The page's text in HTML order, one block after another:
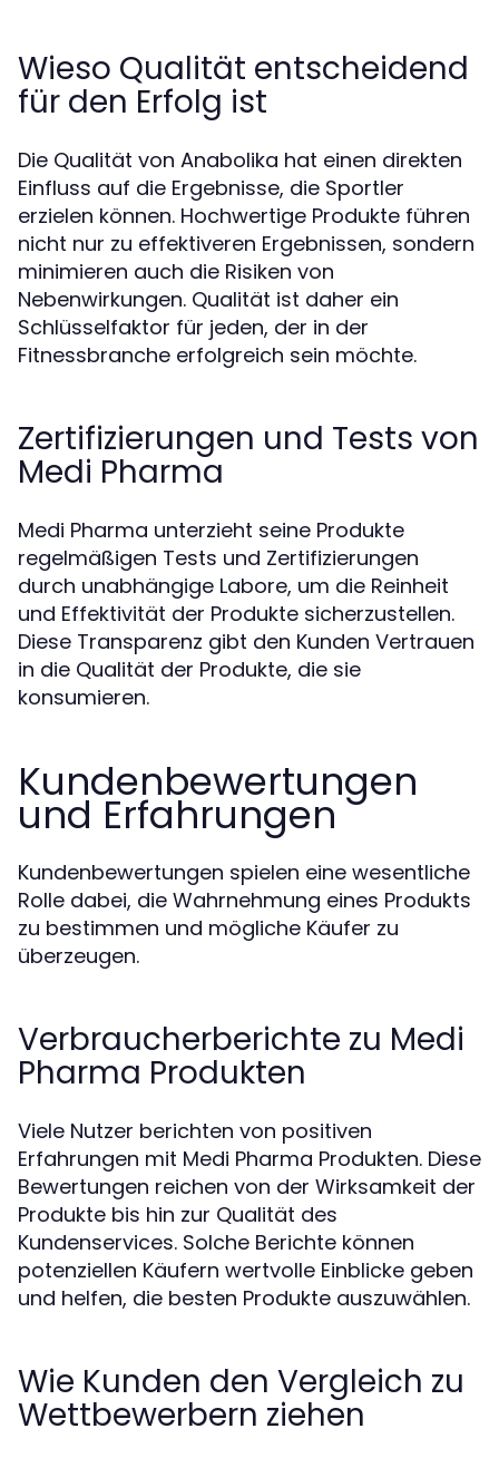
Wieso Qualität entscheidend
für den Erfolg ist
Die Qualität von Anabolika hat einen direkten
Einfluss auf die Ergebnisse, die Sportler
erzielen können. Hochwertige Produkte führen
nicht nur zu effektiveren Ergebnissen, sondern
minimieren auch die Risiken von
Nebenwirkungen. Qualität ist daher ein
Schlüsselfaktor für jeden, der in der
Fitnessbranche erfolgreich sein möchte.
Zertifizierungen und Tests von
Medi Pharma
Medi Pharma unterzieht seine Produkte
regelmäßigen Tests und Zertifizierungen
durch unabhängige Labore, um die Reinheit
und Effektivität der Produkte sicherzustellen.
Diese Transparenz gibt den Kunden Vertrauen
in die Qualität der Produkte, die sie
konsumieren.
Kundenbewertungen
und Erfahrungen
Kundenbewertungen spielen eine wesentliche
Rolle dabei, die Wahrnehmung eines Produkts
zu bestimmen und mögliche Käufer zu
überzeugen.
Verbraucherberichte zu Medi
Pharma Produkten
Viele Nutzer berichten von positiven
Erfahrungen mit Medi Pharma Produkten. Diese
Bewertungen reichen von der Wirksamkeit der
Produkte bis hin zur Qualität des
Kundenservices. Solche Berichte können
potenziellen Käufern wertvolle Einblicke geben
und helfen, die besten Produkte auszuwählen.
Wie Kunden den Vergleich zu
Wettbewerbern ziehen